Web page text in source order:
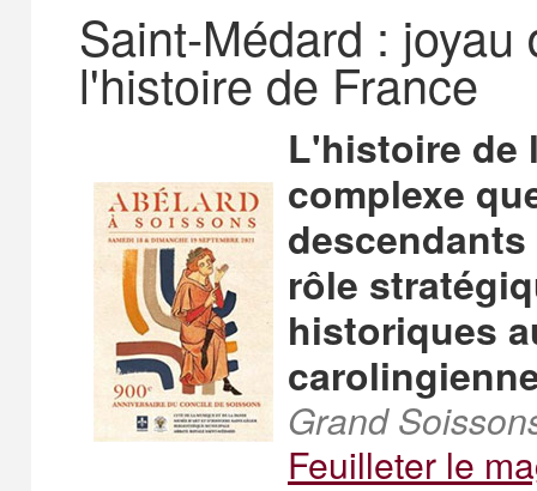
Saint-Médard :
l'histoire de France
L'histoire de
complexe
rôle
historiques
Grand
Feuilleter le